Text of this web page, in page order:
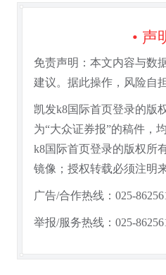
• 声
免责声明：本文内容与数
建议。据此操作，风险自担
凯发k8国际首页登录的版
为“大众证券报”的稿件，
k8国际首页登录的版权所
镜像；授权转载必须注明
广告/合作热线：025-
举报/服务热线：025-